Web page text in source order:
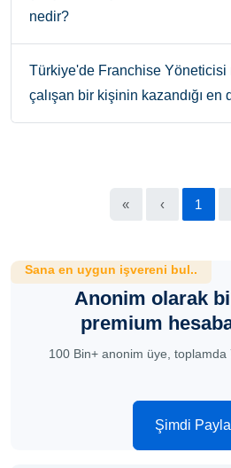
nedir?
Türkiye'de Franchise Yöneticisi
çalışan bir kişinin kazandığı
« ‹ 1
Sana en uygun işvereni bul..
Anonim olarak
premium
100 Bin+ anonim üye, toplamda
Şimdi